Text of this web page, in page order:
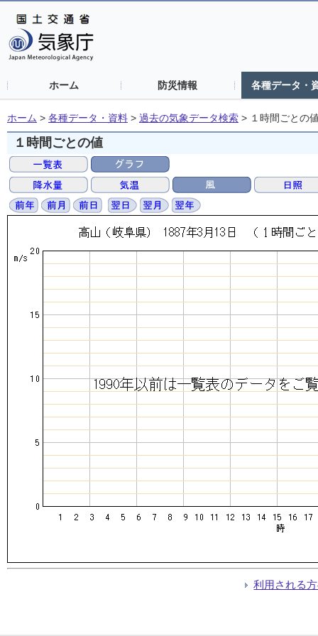
ホーム 防災情報 各種データ・
ホーム > 各種データ・資料 > 過去の気象データ検索 > １時間ごとの
１時間ごとの値
利用される